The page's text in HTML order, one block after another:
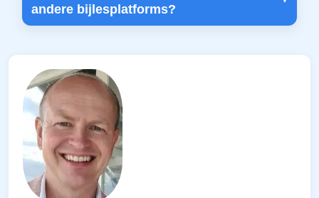
andere bijlesplatforms?